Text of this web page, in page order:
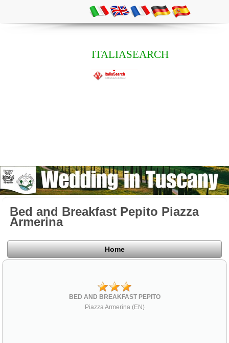
ITALIASEARCH
Bed and Breakfast Pepito Piazza
Armerina
Home
BED AND BREAKFAST PEPITO
Piazza Armerina (EN)